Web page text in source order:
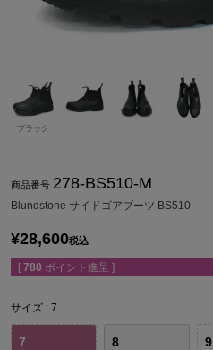
ブラック
商品番号 278-BS510-M
Blundstone サイドゴアブーツ BS510
¥28,600税込
[ 780 ポイント進呈 ]
サイズ 7
7 8 9